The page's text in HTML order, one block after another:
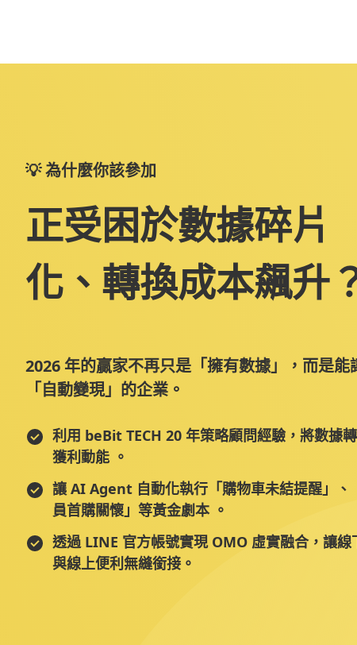
💡 為什麼你該參加
正受困於數據碎片
化、轉換成本飆升
2026 年的贏家不再只是「擁有數據」，而是能
「自動變現」的企業。
利用 beBit TECH 20 年策略顧問經驗，將數據
獲利動能 。
讓 AI Agent 自動化執行「購物車未結提醒」、
員首購關懷」等黃金劇本 。
透過 LINE 官方帳號實現 OMO 虛實融合，讓線
與線上便利無縫銜接。